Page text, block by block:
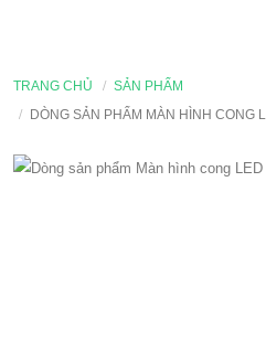
TRANG CHỦ
SẢN PHẨM
DÒNG SẢN PHẨM MÀN HÌNH CONG